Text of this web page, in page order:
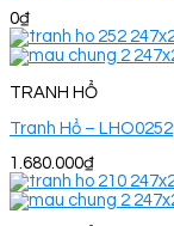
0₫
TRANH HỔ
Tranh Hổ – LHO0252
1.680.000₫